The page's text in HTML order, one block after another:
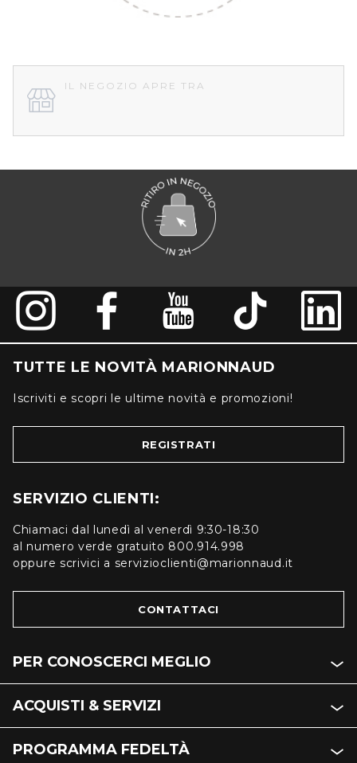
IL NEGOZIO APRE TRA
TUTTE LE NOVITÀ MARIONNAUD
Iscriviti e scopri le ultime novità e promozioni!
REGISTRATI
SERVIZIO CLIENTI:
Chiamaci dal lunedì al venerdì 9:30-18:30
al numero verde gratuito 800.914.998
oppure scrivici a servizioclienti@marionnaud.it
CONTATTACI
PER CONOSCERCI MEGLIO
ACQUISTI & SERVIZI
PROGRAMMA FEDELTÀ